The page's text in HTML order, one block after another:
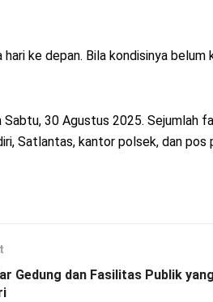
ke depan. Bila kondisinya
30 Agustus 2025. Sejumlah
Satlantas, kantor polsek, dan pos
Gedung dan Fasilitas Publik